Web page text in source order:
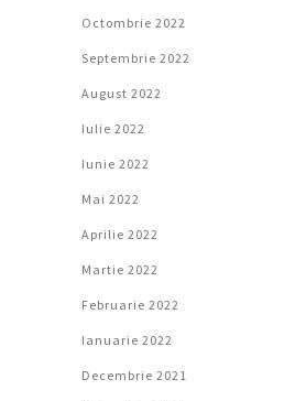
Octombrie 2022
Septembrie 2022
August 2022
Iulie 2022
Iunie 2022
Mai 2022
Aprilie 2022
Martie 2022
Februarie 2022
Ianuarie 2022
Decembrie 2021